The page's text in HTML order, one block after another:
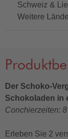
Schweiz &
Weitere
Der Schoko-
Schokoladen in
Conchierzeiten:
Erleben Sie 2